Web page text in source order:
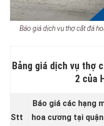
Báo giá dịch vụ thợ cắt đá
Bảng giá dịch vụ thợ
2 của
Stt
Báo giá các hạng
hoa cương tại